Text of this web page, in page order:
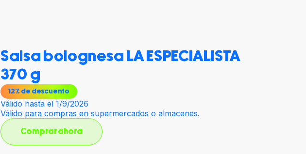
Salsa bolognesa LA ESPECIALISTA
370 g
12% de descuento
Válido hasta el 1/9/2026
Válido para compras en supermercados o almacenes.
Comprar ahora